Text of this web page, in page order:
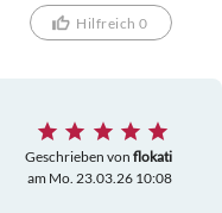
einfacher Film, der
hervorruft.
Hilfreich 0
Geschrieben von flokati
am Mo. 23.03.26 10:08